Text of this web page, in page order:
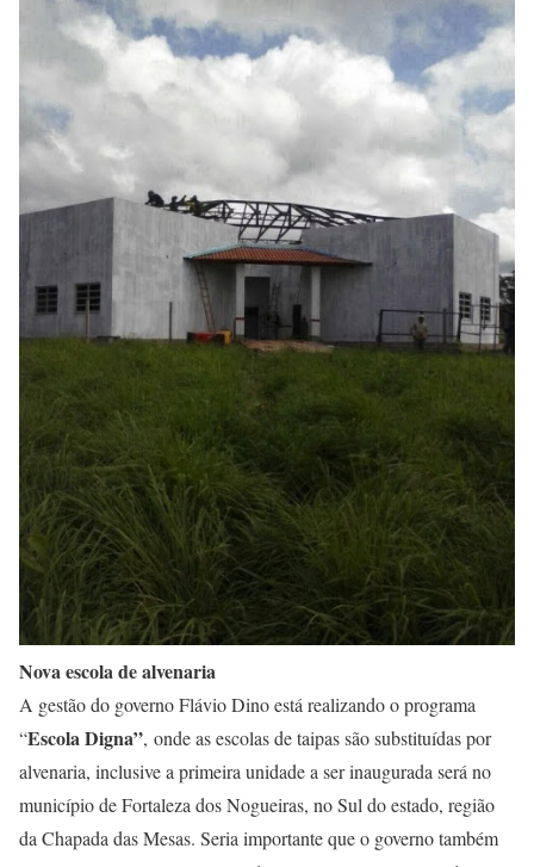
Nova escola de alvenaria
A gestão do governo Flávio Dino está realizando o programa
“Escola Digna”, onde as escolas de taipas são substituídas por
alvenaria, inclusive a primeira unidade a ser inaugurada será no
município de Fortaleza dos Nogueiras, no Sul do estado, região
da Chapada das Mesas. Seria importante que o governo também